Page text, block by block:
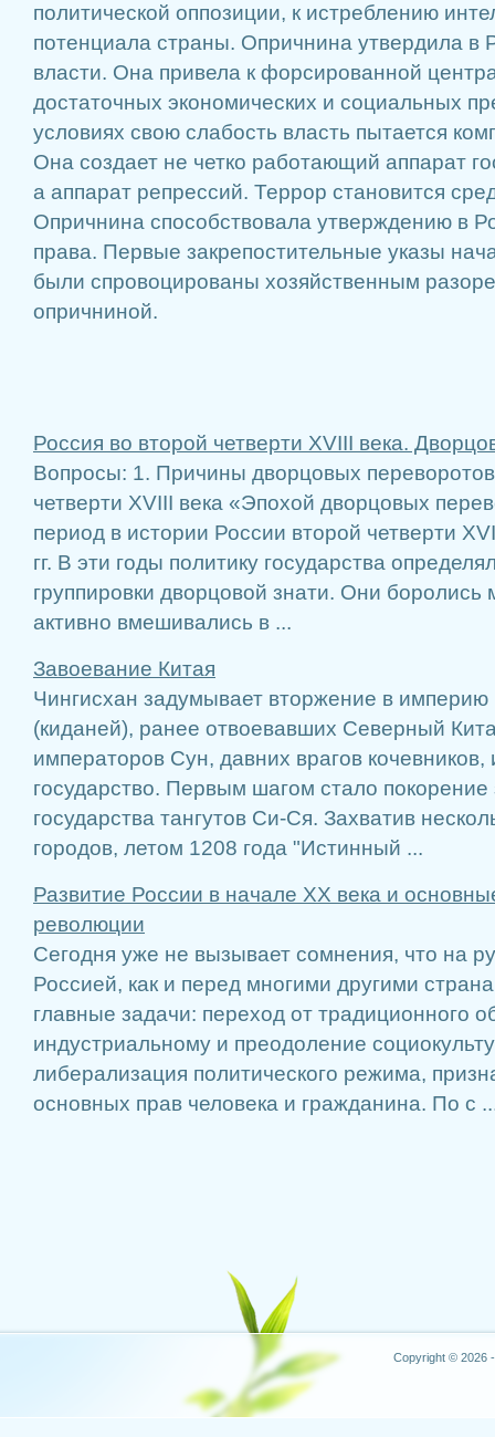
политической оппозиции, к истреблению
потенциала страны. Опричнина утвердила в
власти. Она привела к форсированной
достаточных экономических и социальных
условиях свою слабость власть пытается
Она создает не четко работающий аппарат
а аппарат репрессий. Террор становится
Опричнина способствовала утверждению в
права. Первые закрепостительные указы
были спровоцированы хозяйственным
опричниной.
Россия во второй четверти XVIII века.
Вопросы: 1. Причины дворцовых
четверти XVIII века «Эпохой дворцовых
период в истории России второй четверти
гг. В эти годы политику государства
группировки дворцовой знати. Они боролись
активно вмешивались в ...
Завоевание Китая
Чингисхан задумывает вторжение в империю
(киданей), ранее отвоевавших Северный
императоров Сун, давних врагов
государство. Первым шагом стало покорение
государства тангутов Си-Ся. Захватив
городов, летом 1208 года "Истинный ...
Развитие России в начале ХХ века и
революции
Сегодня уже не вызывает сомнения, что на
Россией, как и перед многими другими
главные задачи: переход от традиционного
индустриальному и преодоление
либерализация политического режима,
основных прав человека и гражданина. По с
Copyright © 2026